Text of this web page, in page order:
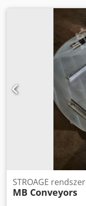
STROAGE rendszer
MB Conveyors